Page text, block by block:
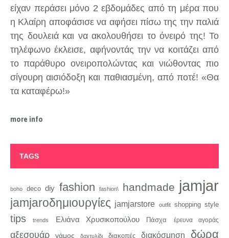
είχαν περάσει μόνο 2 εβδομάδες από τη μέρα που
η Κλαίρη αποφάσισε να αφήσει πίσω της την παλιά
της δουλειά και να ακολουθήσει το όνειρό της! Το
τηλέφωνο έκλεισε, αφήνοντάς την να κοιτάζει από
το παράθυρο ονειροπολώντας και νιώθοντας πιο
σίγουρη αισιόδοξη και παθιασμένη, από ποτέ! «Θα
τα καταφέρω!»
more info
TAGS
boho deco diy fashion fashion\ handmade jamjar
jamjaroδημιουργίες jamjarstore outfit shopping style
tips trends Ελιάνα Χρυσικοπούλου Πάσχα έρευνα αγοράς
αξεσουάρ γάμος δαχτυλίδι διακοπές διακόσμηση δώρα